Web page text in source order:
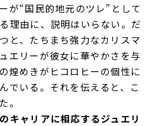
が“国民的地元のツレ”として
理由に、説明はいらない。だ
と、たちまち強力なカリスマ
エリーが彼女に華やかさを与
煌めきがヒコロヒーの個性に
でいる。それを伝えると、こ
。
キャリアに相応するジュエリ